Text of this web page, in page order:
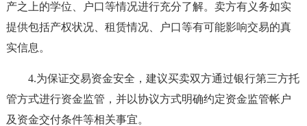
产之上的学位、户口等情况进行充分了解。卖方有义务如实
提供包括产权状况、租赁情况、户口等有可能影响交易的真
实信息。
4.为保证交易资金安全，建议买卖双方通过银行第三方托
管方式进行资金监管，并以协议方式明确约定资金监管帐户
及资金交付条件等相关事宜。